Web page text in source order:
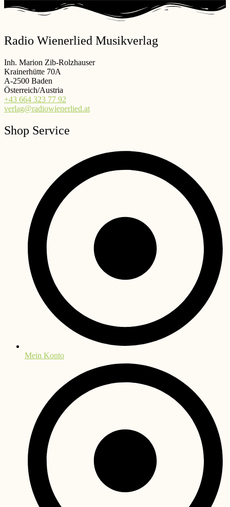
Radio Wienerlied Musikverlag
Inh. Marion Zib-Rolzhauser
Krainerhütte 70A
A-2500 Baden
Österreich/Austria
+43 664 323 77 92
verlag@radiowienerlied.at
Shop Service
Mein Konto